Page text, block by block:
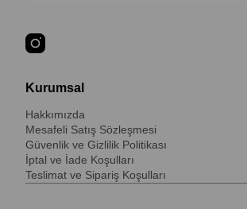
Kurumsal
Hakkımızda
Mesafeli Satış Sözleşmesi
Güvenlik ve Gizlilik Politikası
İptal ve İade Koşulları
Teslimat ve Sipariş Koşulları